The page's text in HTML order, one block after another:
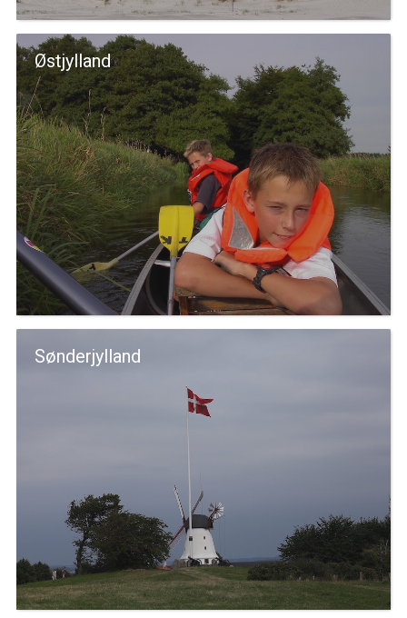
Østjylland
Sønderjylland